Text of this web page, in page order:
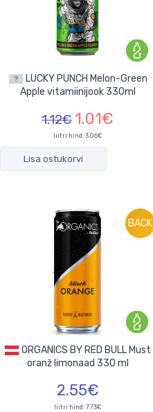
Apple vitamiinijook 330ml
1.12€ 1.01€
liitri hind: 3.06€
Lisa ostukorvi
BACK
oranž limonaad 330 ml
2.55€
liitri hind: 7.73€